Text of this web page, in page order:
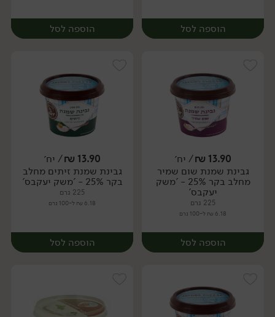
הוספה לסל
יח׳
הוספה לסל
יח׳
13.90
₪/ יח׳
גבינת שמנת שום שמיר
מחלב בקר 25% - 'משק
יעקבס'
225 גרם
6.18 ₪ ל-100 גרם
הוספה לסל
13.90
₪/ יח׳
גבינת שמנת זיתים מחלב
בקר 25% - 'משק יעקבס'
225 גרם
6.18 ₪ ל-100 גרם
הוספה לסל